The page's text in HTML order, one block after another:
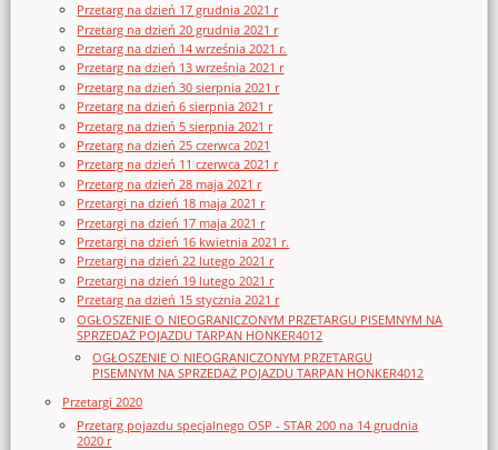
Przetarg na dzień 17 grudnia 2021 r
Przetarg na dzień 20 grudnia 2021 r
Przetarg na dzień 14 września 2021 r.
Przetarg na dzień 13 września 2021 r
Przetarg na dzień 30 sierpnia 2021 r
Przetarg na dzień 6 sierpnia 2021 r
Przetarg na dzień 5 sierpnia 2021 r
Przetarg na dzień 25 czerwca 2021
Przetarg na dzień 11 czerwca 2021 r
Przetarg na dzień 28 maja 2021 r
Przetargi na dzień 18 maja 2021 r
Przetargi na dzień 17 maja 2021 r
Przetargi na dzień 16 kwietnia 2021 r.
Przetargi na dzień 22 lutego 2021 r
Przetargi na dzień 19 lutego 2021 r
Przetarg na dzień 15 stycznia 2021 r
OGŁOSZENIE O NIEOGRANICZONYM PRZETARGU PISEMNYM NA
SPRZEDAŻ POJAZDU TARPAN HONKER4012
OGŁOSZENIE O NIEOGRANICZONYM PRZETARGU
PISEMNYM NA SPRZEDAŻ POJAZDU TARPAN HONKER4012
Przetargi 2020
Przetarg pojazdu specjalnego OSP - STAR 200 na 14 grudnia
2020 r